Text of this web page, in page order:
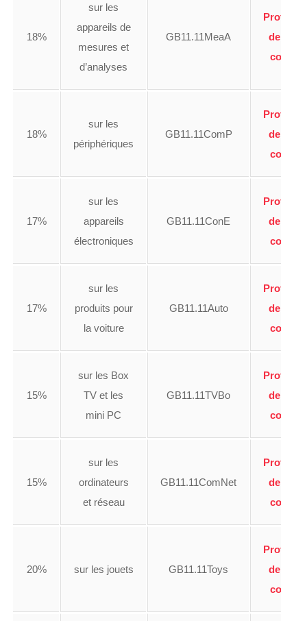
18%
sur les
appareils de
mesures et
d’analyses
GB11.11MeaA
Profiter
de ce
code
18%
sur les
périphériques
GB11.11ComP
Profiter
de ce
code
17%
sur les
appareils
électroniques
GB11.11ConE
Profiter
de ce
code
17%
sur les
produits pour
la voiture
GB11.11Auto
Profiter
de ce
code
15%
sur les Box
TV et les
mini PC
GB11.11TVBo
Profiter
de ce
code
15%
sur les
ordinateurs
et réseau
GB11.11ComNet
Profiter
de ce
code
20% sur les jouets GB11.11Toys
Profiter
de ce
code